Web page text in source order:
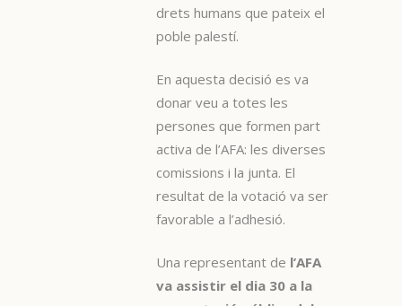
drets humans que pateix el
poble palestí.
En aquesta decisió es va
donar veu a totes les
persones que formen part
activa de l’AFA: les diverses
comissions i la junta. El
resultat de la votació va ser
favorable a l’adhesió.
Una representant de l’AFA
va assistir el dia 30 a la